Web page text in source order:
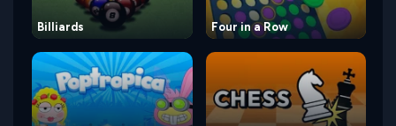
Billiards Four in a Row